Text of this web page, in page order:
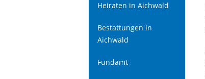
Heiraten in Aichwald
Bestattungen in
Aichwald
Fundamt